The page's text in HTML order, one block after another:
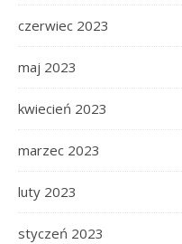
czerwiec 2023
maj 2023
kwiecień 2023
marzec 2023
luty 2023
styczeń 2023